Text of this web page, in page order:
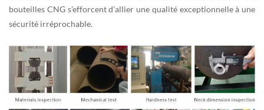
bouteilles CNG s’efforcent d’allier une qualité exceptionnelle à une
sécurité irréprochable.